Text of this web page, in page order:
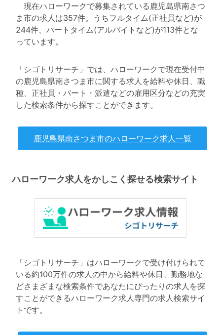
現在ハローワークで募集されている鹿児島県南さつ
ま市の求人は357件。うちフルタイム(正社員など)が
244件、パートタイム(アルバイトなど)が113件とな
っています。
「シゴトリサーチ」では、ハローワークで現在受付中
の鹿児島県南さつま市に関する求人を給料や休日、職
種、正社員・パート・派遣などの雇用区分などの充実
した検索条件から探すことができます。
鹿児島県南さつま市のハローワーク求人一覧
ハローワーク求人をかしこく探せる検索サイト
「シゴトリサーチ」はハローワークで受け付けられて
いる約100万件の求人の中から給料や休日、勤務地な
どさまざまな検索条件であなたにぴったりの求人を探
すことができるハローワーク求人専門の求人検索サイ
トです。